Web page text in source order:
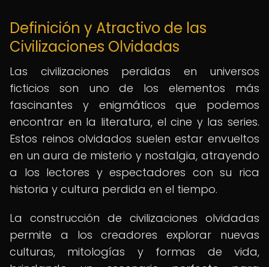
Definición y Atractivo de las
Civilizaciones Olvidadas
Las civilizaciones perdidas en universos
ficticios son uno de los elementos más
fascinantes y enigmáticos que podemos
encontrar en la literatura, el cine y las series.
Estos reinos olvidados suelen estar envueltos
en un aura de misterio y nostalgia, atrayendo
a los lectores y espectadores con su rica
historia y cultura perdida en el tiempo.
La construcción de civilizaciones olvidadas
permite a los creadores explorar nuevas
culturas, mitologías y formas de vida,